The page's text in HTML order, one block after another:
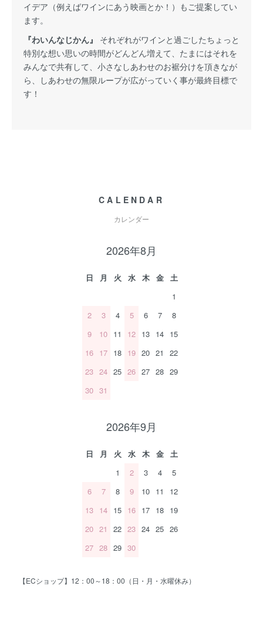
イデア（例えばワインにあう映画とか！）もご提案してい
ます。
『わいんなじかん』
それぞれがワインと過ごしたちょっと
特別な想い思いの時間がどんどん増えて、たまにはそれを
みんなで共有して、小さなしあわせのお裾分けを頂きなが
ら、しあわせの無限ループが広がっていく事が最終目標で
す！
CALENDAR
カレンダー
2026年8月
日 月 火 水 木 金
土
1
2
3 4 5 6 7
8
9
10 11 12 13 14 15
16 17 18 19 20 21
22
23 24 25 26 27 28 29
30 31
2026年9月
日 月 火 水 木 金
土
1
2 3 4
5
6
7 8 9 10 11
12
13 14 15 16 17 18 19
20 21 22 23 24 25 26
27 28 29 30
【ECショップ】12：00～18：00（日・月・水曜休み）